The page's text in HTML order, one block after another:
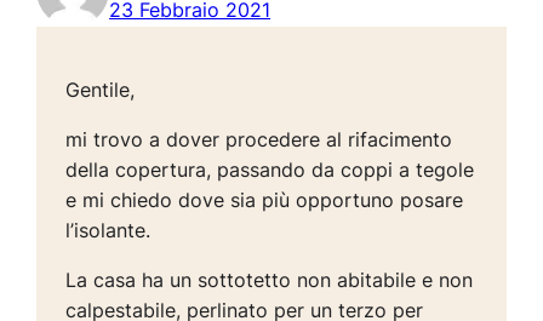
23 Febbraio 2021
Gentile,
mi trovo a dover procedere al rifacimento
della copertura, passando da coppi a tegole
e mi chiedo dove sia più opportuno posare
l’isolante.
La casa ha un sottotetto non abitabile e non
calpestabile, perlinato per un terzo per